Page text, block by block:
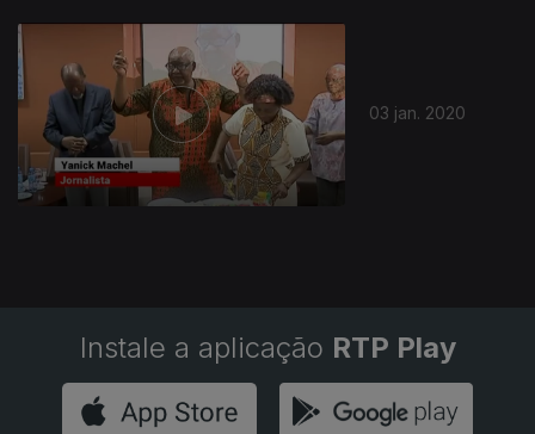
03 jan. 2020
Instale a aplicação RTP Play